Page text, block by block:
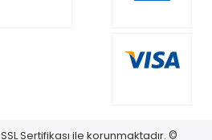
Sertifikası ile korunmaktadır. ©